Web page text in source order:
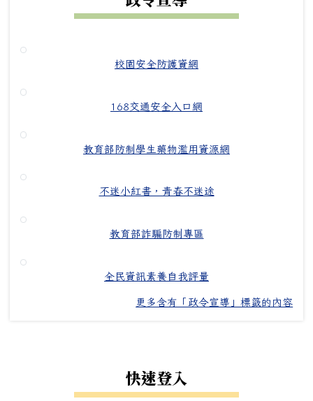
校園安全防護資網
168交通安全入口網
教育部防制學生藥物濫用資源網
不迷小紅書，青春不迷途
教育部詐騙防制專區
全民資訊素養自我評量
更多含有「政令宣導」標籤的內容
快速登入